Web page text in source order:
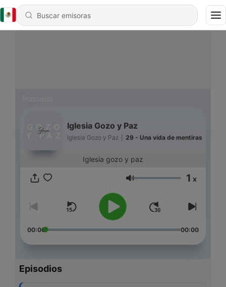
Iglesia Gozo y Paz
Iglesia Gozo y Paz 29 - Una vida de mentiras
Iglesia gozo y paz
Volumen 1 x
00:00 00:00
Episodios